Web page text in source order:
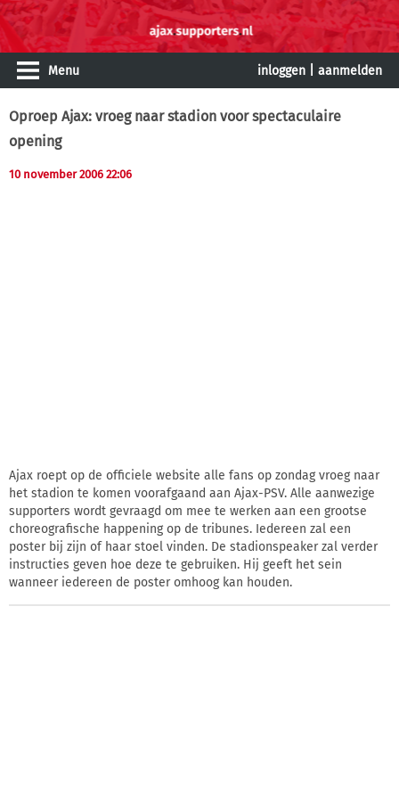
Menu inloggen aanmelden
Oproep Ajax: vroeg naar stadion voor spectaculaire
opening
10 november 2006 22:06
Ajax roept op de officiele website alle fans op zondag vroeg naar
het stadion te komen voorafgaand aan Ajax-PSV. Alle aanwezige
supporters wordt gevraagd om mee te werken aan een grootse
choreografische happening op de tribunes. Iedereen zal een
poster bij zijn of haar stoel vinden. De stadionspeaker zal verder
instructies geven hoe deze te gebruiken. Hij geeft het sein
wanneer iedereen de poster omhoog kan houden.